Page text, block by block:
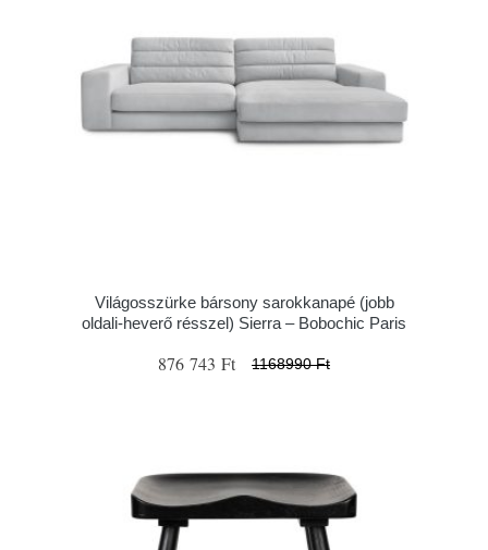
Világosszürke bársony sarokkanapé (jobb
oldali-heverő résszel) Sierra – Bobochic Paris
876 743 Ft 1168990 Ft